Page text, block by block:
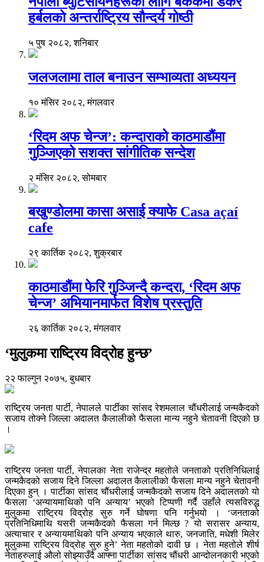
हर्बलको अन्तर्राष्ट्रिय सौन्दर्य गोष्ठी
५ पुष २०८२, शनिबार
जलजलामा ताल बनाउन सम्भाव्यता अध्ययन
१० मंसिर २०८२, मंगलवार
‘रिदम अफ चेन्ज’: कन्दाराको काठमाडौंमा
गुञ्जिएको सशक्त सांगीतिक सन्देश
२ मंसिर २०८२, सोमबार
बखुण्डोलमा कासा असाई क्याफे Casa açaí
cafe
२९ कार्तिक २०८२, शुक्रबार
काठमाडौंमा फेरि गुञ्जिन्दै कन्दरा, ‘रिदम अफ
चेन्ज’ अभियानमार्फत विशेष प्रस्तुति
२६ कार्तिक २०८२, मंगलवार
‘मुलुकमा राष्ट्रिय विद्रोह हुन्छ’
२२ फाल्गुन २०७५, बुधबार
राष्ट्रिय जनता पार्टी, नेपालले पार्टीका सांसद रेशमलाल चौंधरीलाई जन्मकैदको
सजाय तोक्ने जिल्ला अदालत कैलालीको फैसला मान्य नहुने चेतावनी दिएको छ
।
राष्ट्रिय जनता पार्टी, नेपालका नेता राजेन्द्र महतोले जनताको प्रतिनिधिलाई
जन्मकैदको सजाय दिने जिल्ला अदालत कैलालीको फैसला मान्य नहुने चेतावनी
दिएका हुन् । पार्टीका सांसद चौंधरीलाई जन्मकैदको सजाय दिने अदालतको यो
फैसला ‘अन्यायमाथिको पनि अन्याय’ भएको टिप्पणी गर्दै उहाँले त्यसविरुद्ध
मुलुकमा राष्ट्रिय विद्रोह सुरु गर्ने घोषणा पनि गर्नुभयो । ‘जनताको
प्रतिनिधिमाथि यसरी जन्मकैदको फैसला गर्न मिल्छ ? यो सरासर अन्याय,
अत्याचार र अन्यायमाथिको पनि अन्याय भएकाले थारु, जनजाति, मधेशी मिलेर
मुलुकमा राष्ट्रिय विद्रोह सुरु हुने’ नेता महतोको दावी छ । नेता महतोले शीर्ष
नेताहरुलाई औलो सोझ्याउँदै आफ्ना पार्टीका सांसद चौंधरी आन्दोलनकारी भएको